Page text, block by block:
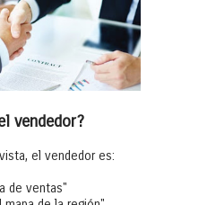
vendedor?
el vendedor es:
de ventas"